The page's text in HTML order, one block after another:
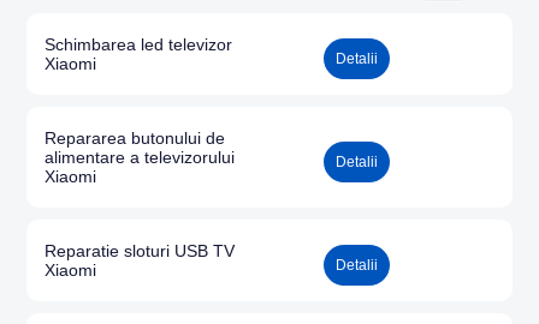
Schimbarea led televizor
Xiaomi
Detalii
Repararea butonului de
alimentare a televizorului
Xiaomi
Detalii
Reparatie sloturi USB TV
Xiaomi
Detalii